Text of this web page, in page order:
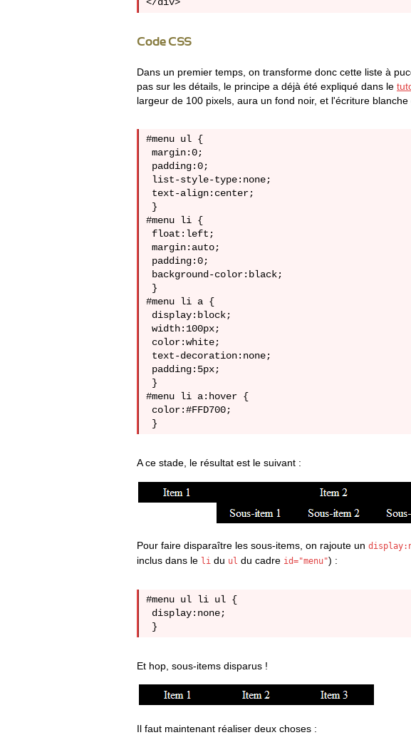
Code CSS
Dans un premier temps, on transforme donc cette liste à
pas sur les détails, le principe a déjà été expliqué dans le
largeur de 100 pixels, aura un fond noir, et l'écriture
#menu ul {
margin:0;
padding:0;
list-style-type:none;
text-align:center;
}
#menu li {
float:left;
margin:auto;
padding:0;
background-color:black;
}
#menu li a {
display:block;
width:100px;
color:white;
text-decoration:none;
padding:5px;
}
#menu li a:hover {
color:#FFD700;
A ce stade, le résultat est le suivant :
Pour faire disparaître les sous-items, on rajoute un
inclus dans le li du ul du cadre id="menu") :
#menu ul li ul {
display:none;
Et hop, sous-items disparus !
Il faut maintenant réaliser deux choses :